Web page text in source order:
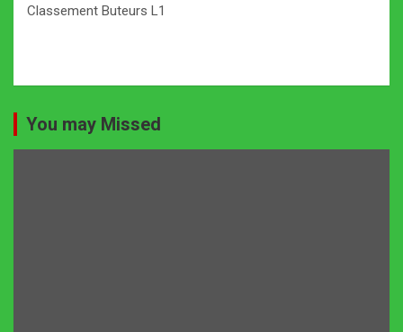
Classement Buteurs L1
You may Missed